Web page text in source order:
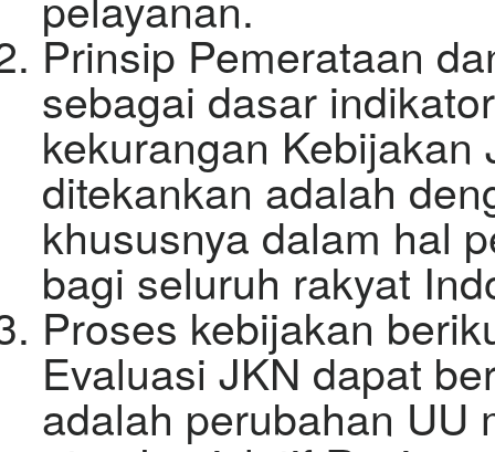
Prinsip Pemerataan
sebagai dasar
kekurangan
ditekankan adalah
khususnya dalam hal
bagi seluruh rakyat
Proses kebijakan
Evaluasi JKN dapat
adalah perubahan UU